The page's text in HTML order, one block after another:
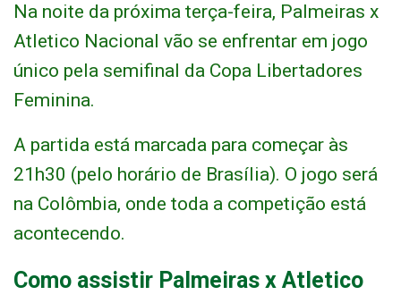
Na noite da próxima terça-feira, Palmeiras x
Atletico Nacional vão se enfrentar em jogo
único pela semifinal da Copa Libertadores
Feminina.
A partida está marcada para começar às
21h30 (pelo horário de Brasília). O jogo será
na Colômbia, onde toda a competição está
acontecendo.
Como assistir Palmeiras x Atletico